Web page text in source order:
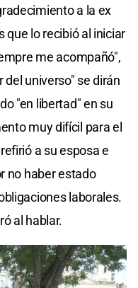
a la ex
que lo recibió al iniciar
me acompañó",
del universo" se dirán
"en libertad" en su
muy difícil para el
a su esposa e
no haber estado
laborales.
al hablar.